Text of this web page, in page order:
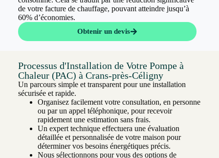
de votre facture de chauffage, pouvant atteindre jusqu’à
60% d’économies.
Obtenir un devis
Processus d'Installation de Votre Pompe à
Chaleur (PAC) à Crans-près-Céligny
Un parcours simple et transparent pour une installation
sécurisée et rapide.
Organisez facilement votre consultation, en personne
ou par un appel téléphonique, pour recevoir
rapidement une estimation sans frais.
Un expert technique effectuera une évaluation
détaillée et personnalisée de votre maison pour
déterminer vos besoins énergétiques précis.
Nous sélectionnons pour vous des options de